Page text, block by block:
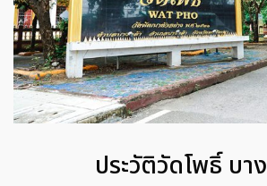
ประวัติวัดโพธิ์ บา